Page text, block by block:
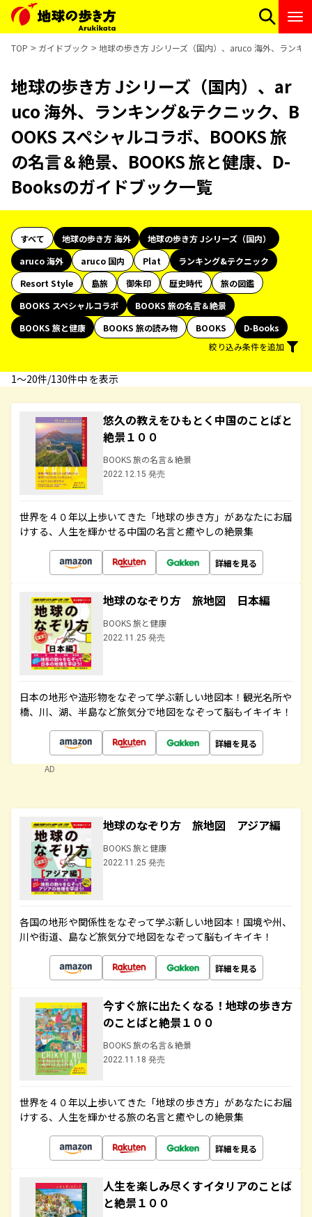
TOP ガイドブック 地球の歩き方 Jシリーズ（国内）、aruco 海外、ランキ
地球の歩き方 Jシリーズ（国内）、ar
uco 海外、ランキング&テクニック、B
OOKS スペシャルコラボ、BOOKS 旅
の名言＆絶景、BOOKS 旅と健康、D-
Booksのガイドブック一覧
すべて 地球の歩き方 海外
地球の歩き方 Jシリーズ（国内）
aruco 海外
aruco 国内 Plat
ランキング&テクニック
Resort Style
島旅 御朱印 歴史時代
旅の図鑑
BOOKS スペシャルコラボ
BOOKS 旅の名言＆絶景
BOOKS 旅と健康
BOOKS 旅の読み物 BOOKS
D-Books
絞り込み条件を追加
1〜20件/130件中 を表示
悠久の教えをひもとく中国のことばと
絶景１００
BOOKS 旅の名言＆絶景
2022.12.15 発売
世界を４０年以上歩いてきた「地球の歩き方」があなたにお届
けする、人生を輝かせる中国の名言と癒やしの絶景集
詳細を見る
地球のなぞり方 旅地図 日本編
BOOKS 旅と健康
2022.11.25 発売
日本の地形や造形物をなぞって学ぶ新しい地図本！観光名所や
橋、川、湖、半島など旅気分で地図をなぞって脳もイキイキ！
詳細を見る
AD
地球のなぞり方 旅地図 アジア編
BOOKS 旅と健康
2022.11.25 発売
各国の地形や関係性をなぞって学ぶ新しい地図本！国境や州、
川や街道、島など旅気分で地図をなぞって脳もイキイキ！
詳細を見る
今すぐ旅に出たくなる！地球の歩き方
のことばと絶景１００
BOOKS 旅の名言＆絶景
2022.11.18 発売
世界を４０年以上歩いてきた「地球の歩き方」があなたにお届
けする、人生を輝かせる旅の名言と癒やしの絶景集
詳細を見る
人生を楽しみ尽くすイタリアのことば
と絶景１００